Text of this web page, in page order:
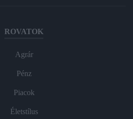
ROVATOK
Agrár
Pénz
Piacok
Életstílus